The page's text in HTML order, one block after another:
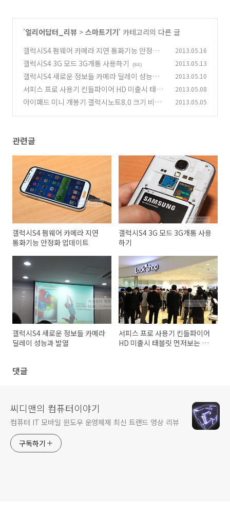
'얼리어답터_리뷰 > 스마트기기' 카테고리의 다른 글
갤럭시S4 펌웨어 카메라 지연 통화기능 안정화
업데이트
(9)
2013.05.16
갤럭시S4 3G 모드 3G개통 사용하기 (84) 2013.05.13
갤럭시S4 새로운 정보들 카메라 딜레이 성능과
발열
(4)
2013.05.10
서피스 프로 사용기 킨들파이어 HD 미출시 태블
릿 먼저보는 룩샵
(2)
2013.05.08
아이패드 미니 개봉기 갤럭시노트8.0 크기 비교 2013.05.05
관련글
갤럭시S4 펌웨어 카메라 지연
통화기능 안정화 업데이트
갤럭시S4 3G 모드 3G개통 사용
하기
갤럭시S4 새로운 정보들 카메라
딜레이 성능과 발열
서피스 프로 사용기 킨들파이어
HD 미출시 태블릿 먼저보는 룩
댓글
씨디맨의 컴퓨터이야기
컴퓨터 IT 모바일 윈도우 운영체제 최신 트랜드 영상 리뷰
구독하기